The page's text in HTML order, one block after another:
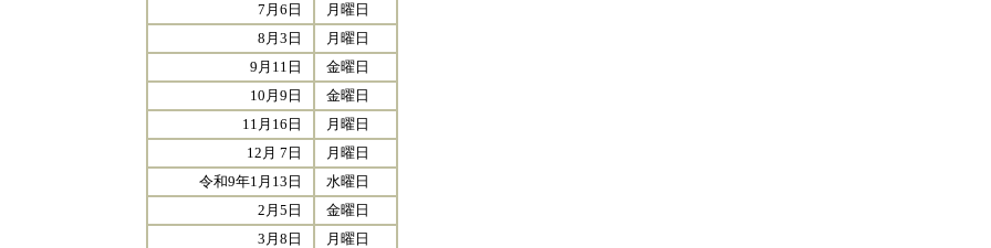
7月6日
月曜日
8月3日
月曜日
9月11日
金曜日
10月9日
金曜日
11月16日
月曜日
12月 7日
月曜日
令和9年1月13日
水曜日
2月5日
金曜日
3月8日
月曜日